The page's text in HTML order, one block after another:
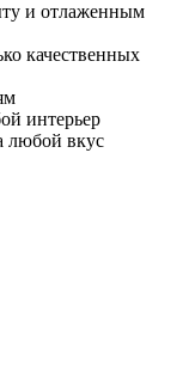
и отлаженным
качественных
интерьер
любой вкус